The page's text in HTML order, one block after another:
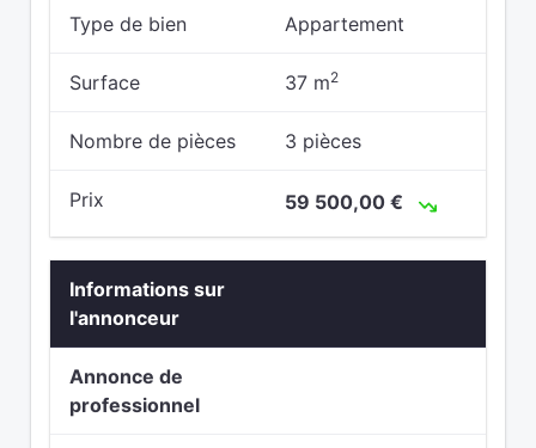
Type de bien Appartement
Surface 37 m2
Nombre de pièces 3 pièces
Prix 59 500,00 €
Informations sur
l'annonceur
Annonce de
professionnel